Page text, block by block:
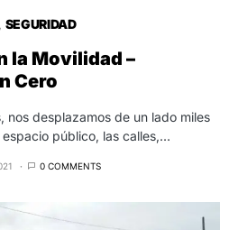
SEGURIDAD
la Movilidad –
Cero
nos desplazamos de un lado miles
público, las calles,…
0 COMMENTS